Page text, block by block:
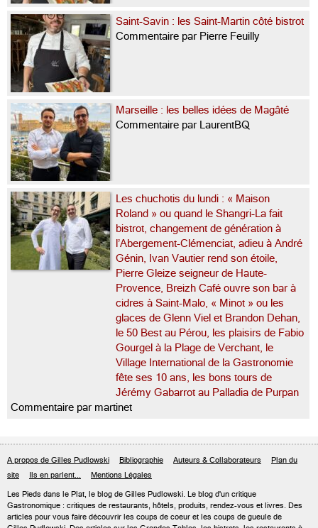
Saint-Savin : les Saint-Martin côté bistrot
Commentaire par Pierre Feuilly
Marseille : les belles idées de Magâté
Commentaire par LaurentBQ
Les chuchotis du lundi : « Maison
Roland » ou quand le Shangri-La fait
bistrot, changement de génération à
l’Abergement-Clémenciat, adieu à André
Génin, Ivan Vautier rend son étoile,
Pierre Gleize seigneur de Haute-
Provence, Breizh Café ouvre son bar à
cidres à Saint-Malo, « Minot » ou les
glaces de Glenn Viel et Brandon Dehan,
le 50 Best au Pérou, les plaisirs de Fabio
Gourgel à la Plage de Verchant, le
Village International de la Gastronomie
fête ses 10 ans, les bons tours de
Jérémy Gabarrot au Palladia de Purpan
Commentaire par martinet
A propos de Gilles Pudlowski Bibliographie Auteurs & Collaborateurs
Plan du
site
Ils en parlent... Mentions Légales
Les Pieds dans le Plat, le blog de Gilles Pudlowski. Le blog d'un critique
Gastronomique : critiques de restaurants, hôtels, produits, rendez-vous et livres. Des
articles pour vous faire découvrir les coups de coeur et les coups de gueule de